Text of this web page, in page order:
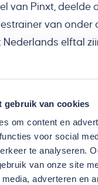
gebruik van cookies
om content en
voor social
te analyseren.
van onze site
adverteren en
van Pinxt, deelde
van onder
Nederlands elftal
ons.
een inspirerende
Parktheater, en
voor de mooie
reacties!